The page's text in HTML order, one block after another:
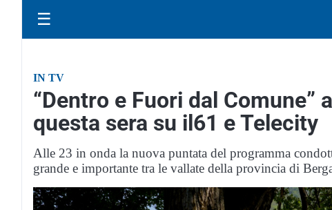
☰
IN TV
“Dentro e Fuori dal Comune”
questa sera su il61 e Telecity
Alle 23 in onda la nuova puntata del programma
grande e importante tra le vallate della provincia di